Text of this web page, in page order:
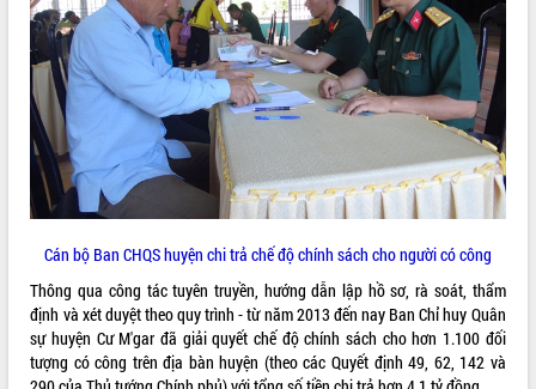
ĐIỂM TIN VĂN BẢN
QUY HOẠCH - KẾ HOẠCH
Cán bộ Ban CHQS huyện chi trả chế độ chính sách cho người có công
Thông qua công tác tuyên truyền, hướng dẫn lập hồ sơ, rà soát, thẩm
định và xét duyệt theo quy trình - từ năm 2013 đến nay Ban Chỉ huy Quân
sự huyện Cư M'gar đã giải quyết chế độ chính sách cho hơn 1.100 đối
tượng có công trên địa bàn huyện (theo các Quyết định 49, 62, 142 và